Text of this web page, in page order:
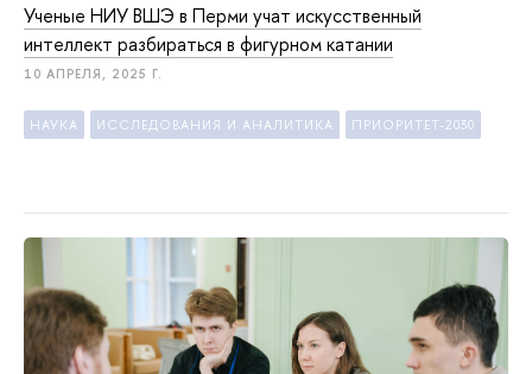
Ученые НИУ ВШЭ в Перми учат искусственный
интеллект разбираться в фигурном катании
10 АПРЕЛЯ, 2025 Г.
НАУКА ИССЛЕДОВАНИЯ И АНАЛИТИКА ПРИОРИТЕТ-2030